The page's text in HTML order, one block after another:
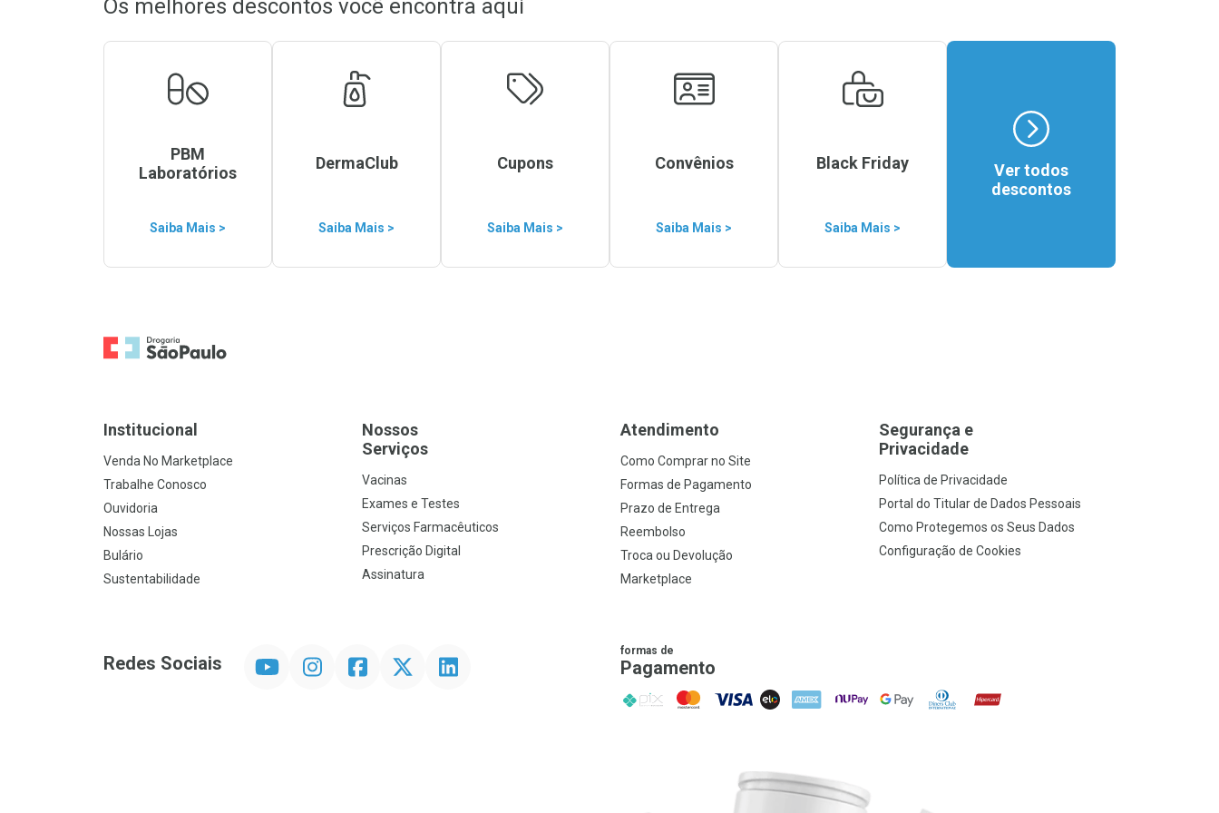
Os melhores descontos você encontra aqui
PBM
Laboratórios
Saiba Mais >
DermaClub
Saiba Mais >
Cupons
Saiba Mais >
Convênios
Saiba Mais >
Black Friday
Saiba Mais >
Ver todos
descontos
Ir para a Home
Institucional
Venda No Marketplace
Trabalhe Conosco
Ouvidoria
Nossas Lojas
Bulário
Sustentabilidade
Nossos
Serviços
Vacinas
Exames e Testes
Serviços Farmacêuticos
Prescrição Digital
Assinatura
Atendimento
Como Comprar no Site
Formas de Pagamento
Prazo de Entrega
Reembolso
Troca ou Devolução
Marketplace
Segurança e
Privacidade
Política de Privacidade
Portal do Titular de Dados Pessoais
Como Protegemos os Seus Dados
Configuração de Cookies
Redes Sociais InstagramFacebookTwitter Linkedin formas de
Pagamento
PIX MasterCard
VISA ELO AMEX NuPay Google PayDiners ClubHipercard